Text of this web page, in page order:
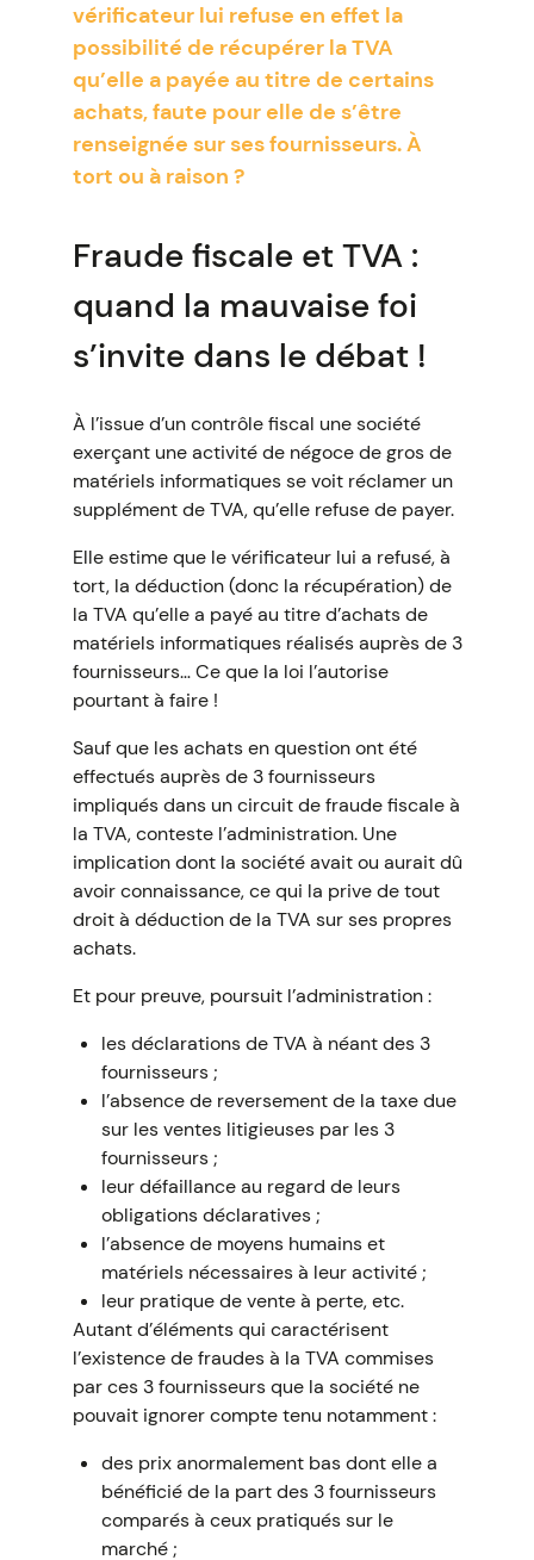
vérificateur lui refuse en effet la
possibilité de récupérer la TVA
qu’elle a payée au titre de certains
achats, faute pour elle de s’être
renseignée sur ses fournisseurs. À
tort ou à raison ?
Fraude fiscale et TVA :
quand la mauvaise foi
s’invite dans le débat !
À l’issue d’un contrôle fiscal une société
exerçant une activité de négoce de gros de
matériels informatiques se voit réclamer un
supplément de TVA, qu’elle refuse de payer.
Elle estime que le vérificateur lui a refusé, à
tort, la déduction (donc la récupération) de
la TVA qu’elle a payé au titre d’achats de
matériels informatiques réalisés auprès de 3
fournisseurs… Ce que la loi l’autorise
pourtant à faire !
Sauf que les achats en question ont été
effectués auprès de 3 fournisseurs
impliqués dans un circuit de fraude fiscale à
la TVA, conteste l’administration. Une
implication dont la société avait ou aurait dû
avoir connaissance, ce qui la prive de tout
droit à déduction de la TVA sur ses propres
achats.
Et pour preuve, poursuit l’administration :
les déclarations de TVA à néant des 3
fournisseurs ;
l’absence de reversement de la taxe due
sur les ventes litigieuses par les 3
fournisseurs ;
leur défaillance au regard de leurs
obligations déclaratives ;
l’absence de moyens humains et
matériels nécessaires à leur activité ;
leur pratique de vente à perte, etc.
Autant d’éléments qui caractérisent
l’existence de fraudes à la TVA commises
par ces 3 fournisseurs que la société ne
pouvait ignorer compte tenu notamment :
des prix anormalement bas dont elle a
bénéficié de la part des 3 fournisseurs
comparés à ceux pratiqués sur le
marché ;